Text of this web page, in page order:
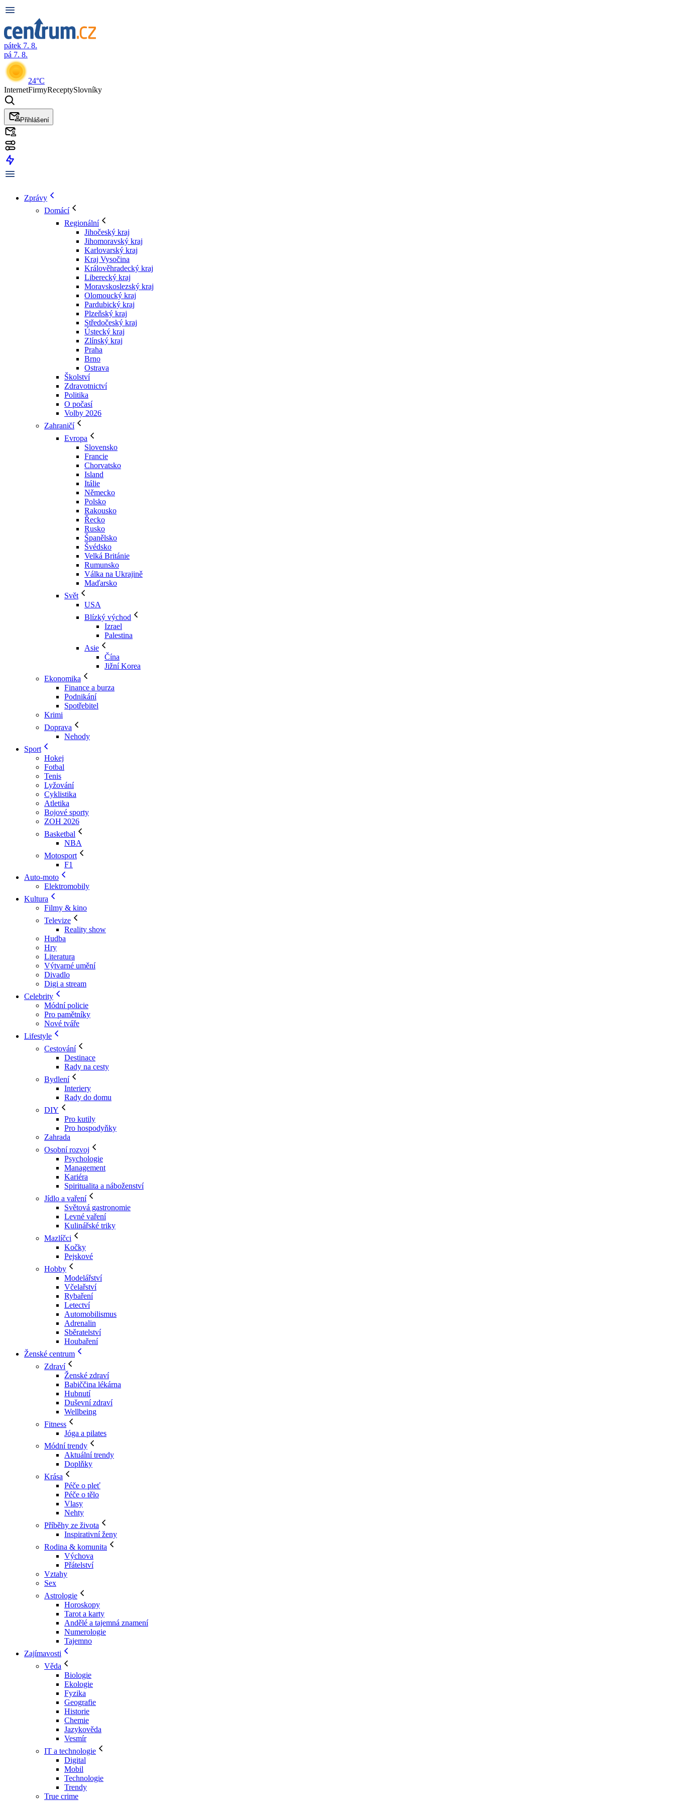
pátek 7. 8.
pá 7. 8.
24°C
InternetFirmyReceptySlovníky
Přihlášení
Zprávy
Domácí
Regionální
Jihočeský kraj
Jihomoravský kraj
Karlovarský kraj
Kraj Vysočina
Králověhradecký kraj
Liberecký kraj
Moravskoslezský kraj
Olomoucký kraj
Pardubický kraj
Plzeňský kraj
Středočeský kraj
Ústecký kraj
Zlínský kraj
Praha
Brno
Ostrava
Školství
Zdravotnictví
Politika
O počasí
Volby 2026
Zahraničí
Evropa
Slovensko
Francie
Chorvatsko
Island
Itálie
Německo
Polsko
Rakousko
Řecko
Rusko
Španělsko
Švédsko
Velká Británie
Rumunsko
Válka na Ukrajině
Maďarsko
Svět
USA
Blízký východ
Izrael
Palestina
Asie
Čína
Jižní Korea
Ekonomika
Finance a burza
Podnikání
Spotřebitel
Krimi
Doprava
Nehody
Sport
Hokej
Fotbal
Tenis
Lyžování
Cyklistika
Atletika
Bojové sporty
ZOH 2026
Basketbal
NBA
Motosport
F1
Auto-moto
Elektromobily
Kultura
Filmy & kino
Televize
Reality show
Hudba
Hry
Literatura
Výtvarné umění
Divadlo
Digi a stream
Celebrity
Módní policie
Pro pamětníky
Nové tváře
Lifestyle
Cestování
Destinace
Rady na cesty
Bydlení
Interiery
Rady do domu
DIY
Pro kutily
Pro hospodyňky
Zahrada
Osobní rozvoj
Psychologie
Management
Kariéra
Spiritualita a náboženství
Jídlo a vaření
Světová gastronomie
Levné vaření
Kulinářské triky
Mazlíčci
Kočky
Pejskové
Hobby
Modelářství
Včelařství
Rybaření
Letectví
Automobilismus
Adrenalin
Sběratelství
Houbaření
Ženské centrum
Zdraví
Ženské zdraví
Babiččina lékárna
Hubnutí
Duševní zdraví
Wellbeing
Fitness
Jóga a pilates
Módní trendy
Aktuální trendy
Doplňky
Krása
Péče o pleť
Péče o tělo
Vlasy
Nehty
Příběhy ze života
Inspirativní ženy
Rodina & komunita
Výchova
Přátelství
Vztahy
Sex
Astrologie
Horoskopy
Tarot a karty
Andělé a tajemná znamení
Numerologie
Tajemno
Zajímavosti
Věda
Biologie
Ekologie
Fyzika
Geografie
Historie
Chemie
Jazykověda
Vesmír
IT a technologie
Digital
Mobil
Technologie
Trendy
True crime